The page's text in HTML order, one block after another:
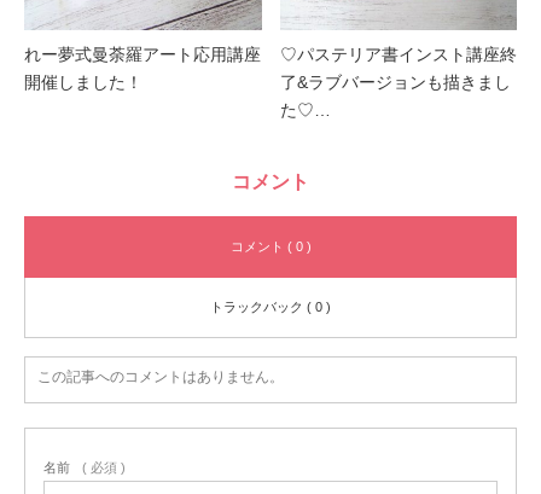
れー夢式曼荼羅アート応用講座
開催しました！
♡パステリア書インスト講座終
了&ラブバージョンも描きまし
た♡…
コメント
コメント ( 0 )
トラックバック ( 0 )
この記事へのコメントはありません。
名前 ( 必須 )